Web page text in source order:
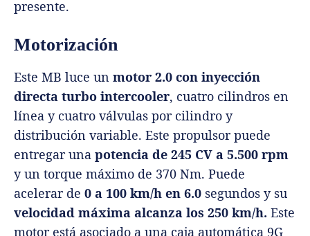
presente.
Motorización
Este MB luce un motor 2.0 con inyección
directa turbo intercooler, cuatro cilindros en
línea y cuatro válvulas por cilindro y
distribución variable. Este propulsor puede
entregar una potencia de 245 CV a 5.500 rpm
y un torque máximo de 370 Nm. Puede
acelerar de 0 a 100 km/h en 6.0 segundos y su
velocidad máxima alcanza los 250 km/h. Este
motor está asociado a una caja automática 9G